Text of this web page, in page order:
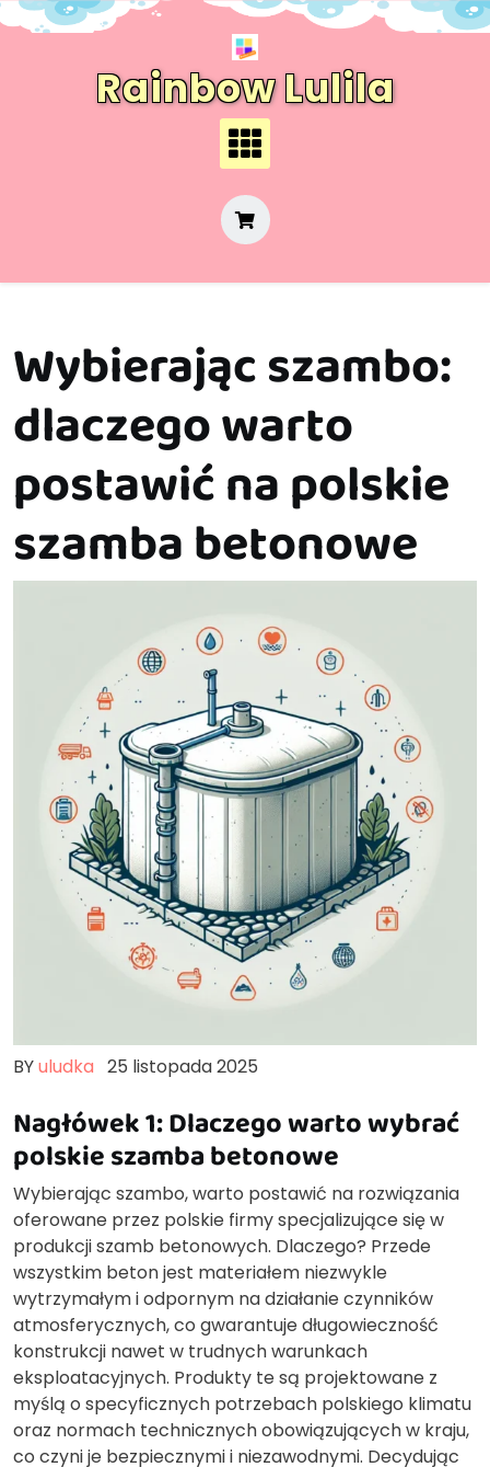
Skip
Rainbow Lulila
Wybierając szambo:
dlaczego warto
postawić na polskie
szamba betonowe
BYuludka 25 listopada 2025
Nagłówek 1: Dlaczego warto wybrać
polskie szamba betonowe
Wybierając szambo, warto postawić na rozwiązania
oferowane przez polskie firmy specjalizujące się w
produkcji szamb betonowych. Dlaczego? Przede
wszystkim beton jest materiałem niezwykle
wytrzymałym i odpornym na działanie czynników
atmosferycznych, co gwarantuje długowieczność
konstrukcji nawet w trudnych warunkach
eksploatacyjnych. Produkty te są projektowane z
myślą o specyficznych potrzebach polskiego klimatu
oraz normach technicznych obowiązujących w kraju,
co czyni je bezpiecznymi i niezawodnymi. Decydując